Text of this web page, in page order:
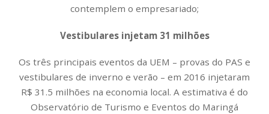
contemplem o empresariado;
Vestibulares injetam 31 milhões
Os três principais eventos da UEM – provas do PAS e
vestibulares de inverno e verão – em 2016 injetaram
R$ 31.5 milhões na economia local. A estimativa é do
Observatório de Turismo e Eventos do Maringá